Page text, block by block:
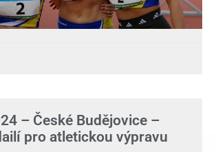
– České Budějovice –
pro atletickou výpravu